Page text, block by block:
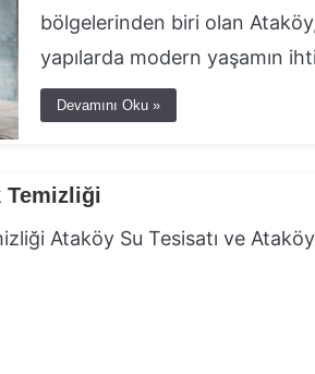
bölgelerinden biri olan
yapılarda modern yaşamın
Devamını Oku »
Temizliği
Ataköy Su Tesisatı ve